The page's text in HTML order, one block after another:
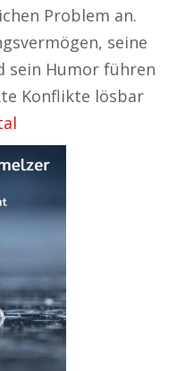
Problem an.
seine
sein Humor führen
Konflikte lösbar